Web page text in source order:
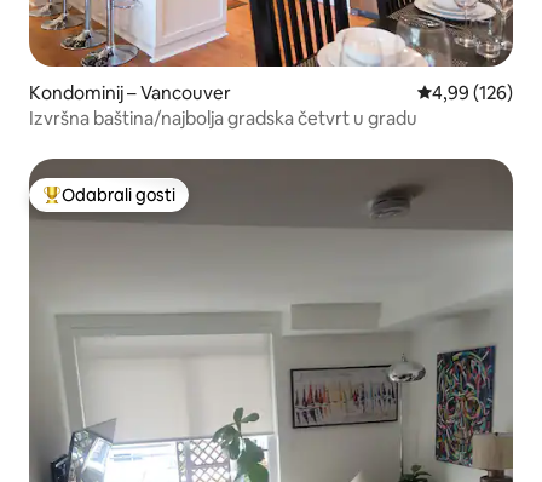
Kondominij – Vancouver Prosječna
4,99 (126)
Izvršna baština/najbolja gradska četvrt u gradu
Među najviše rangiranima s oznakom „Odabrali gosti”
Odabrali gosti